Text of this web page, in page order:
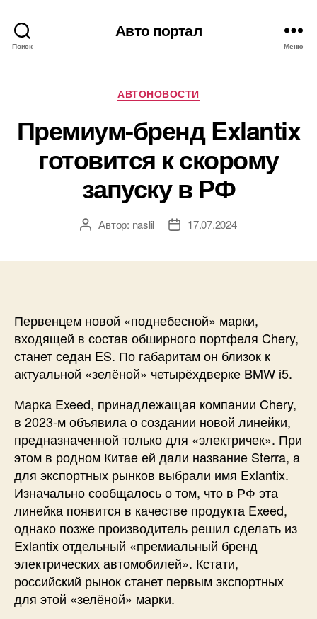
Поиск
Авто портал
Меню
Рубрики
АВТОНОВОСТИ
Премиум-бренд Exlantix
готовится к скорому
запуску в РФ
АвторАвтор: naslil
Дата17.07.2024
Первенцем новой «поднебесной» марки,
входящей в состав обширного портфеля Chery,
станет седан ES. По габаритам он близок к
актуальной «зелёной» четырёхдверке BMW i5.
Марка Exeed, принадлежащая компании Chery,
в 2023-м объявила о создании новой линейки,
предназначенной только для «электричек». При
этом в родном Китае ей дали название Sterra, а
для экспортных рынков выбрали имя Exlantix.
Изначально сообщалось о том, что в РФ эта
линейка появится в качестве продукта Exeed,
однако позже производитель решил сделать из
Exlantix отдельный «премиальный бренд
электрических автомобилей». Кстати,
российский рынок станет первым экспортных
для этой «зелёной» марки.